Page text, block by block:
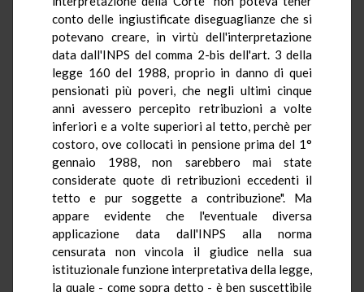
conto delle ingiustificate diseguaglianze che si
potevano creare, in virtù dell'interpretazione
data dall'INPS del comma 2-bis dell'art. 3 della
legge 160 del 1988, proprio in danno di quei
pensionati più poveri, che negli ultimi cinque
anni avessero percepito retribuzioni a volte
inferiori e a volte superiori al tetto, perchè per
costoro, ove collocati in pensione prima del 1°
gennaio 1988, non sarebbero mai state
considerate quote di retribuzioni eccedenti il
tetto e pur soggette a contribuzione". Ma
appare evidente che l'eventuale diversa
applicazione data dall'INPS alla norma
censurata non vincola il giudice nella sua
istituzionale funzione interpretativa della legge,
la quale - come sopra detto - è ben suscettibile